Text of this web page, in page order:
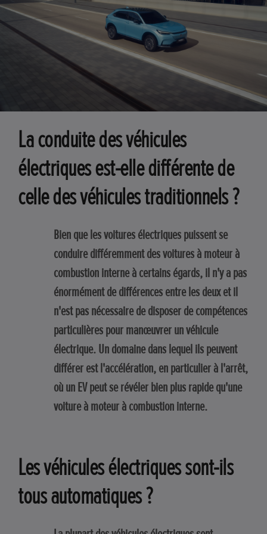
La conduite des véhicules
électriques est-elle différente de
celle des véhicules traditionnels ?
Bien que les voitures électriques puissent se
conduire différemment des voitures à moteur à
combustion interne à certains égards, il n'y a pas
énormément de différences entre les deux et il
n'est pas nécessaire de disposer de compétences
particulières pour manœuvrer un véhicule
électrique. Un domaine dans lequel ils peuvent
différer est l'accélération, en particulier à l'arrêt,
où un EV peut se révéler bien plus rapide qu'une
voiture à moteur à combustion interne.
Les véhicules électriques sont-ils
tous automatiques ?